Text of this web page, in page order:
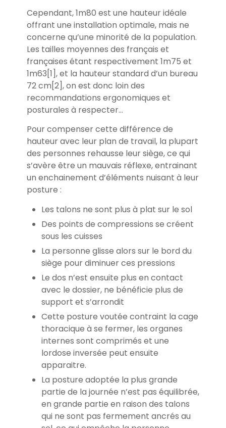
Cependant, 1m80 est une hauteur idéale
offrant une installation optimale, mais ne
concerne qu’une minorité de la population.
Les tailles moyennes des français et
françaises étant respectivement 1m75 et
1m63[1], et la hauteur standard d’un bureau
72 cm[2], on est donc loin des
recommandations ergonomiques et
posturales à respecter…
Pour compenser cette différence de
hauteur avec leur plan de travail, la plupart
des personnes rehausse leur siège, ce qui
s’avère être un mauvais réflexe, entrainant
un enchainement d’éléments nuisant à leur
posture :
Les talons ne sont plus à plat sur le sol
Des points de compressions se créent
sous les cuisses
La personne glisse alors sur le bord du
siège pour diminuer ces pressions
Le dos n’est ensuite plus en contact
avec le dossier, ne bénéficie plus de
support et s’arrondit
Cette posture voutée contraint la cage
thoracique à se fermer, les organes
internes sont comprimés et une
lordose inversée peut ensuite
apparaitre.
La posture adoptée la plus grande
partie de la journée n’est pas équilibrée,
en grande partie en raison des talons
qui ne sont pas fermement ancrés au